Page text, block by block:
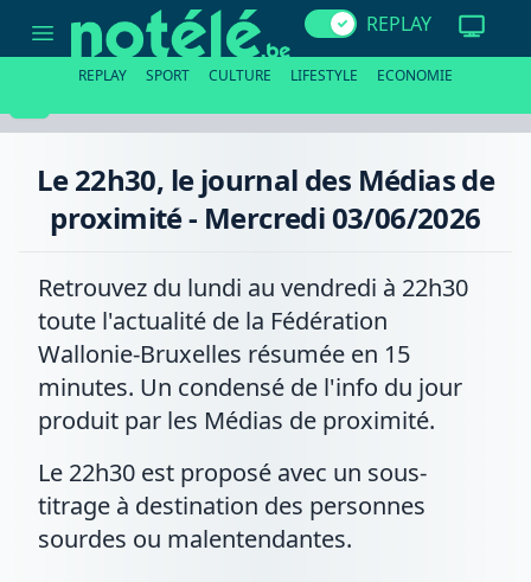
22h30,
de
Mercredi
REPLAY
REPLAY SPORT CULTURE LIFESTYLE ECONOMIE
Le 22h30, le journal des Médias de
proximité - Mercredi 03/06/2026
Retrouvez du lundi au vendredi à 22h30
toute l'actualité de la Fédération
Wallonie-Bruxelles résumée en 15
minutes. Un condensé de l'info du jour
produit par les Médias de proximité.
Le 22h30 est proposé avec un sous-
titrage à destination des personnes
sourdes ou malentendantes.